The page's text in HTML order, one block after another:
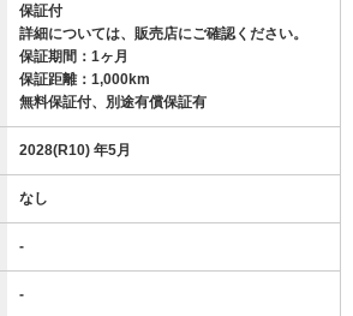
保証付
詳細については、販売店にご確認ください。
保証期間：1ヶ月
保証距離：1,000km
無料保証付、別途有償保証有
2028(R10) 年5月
なし
-
-